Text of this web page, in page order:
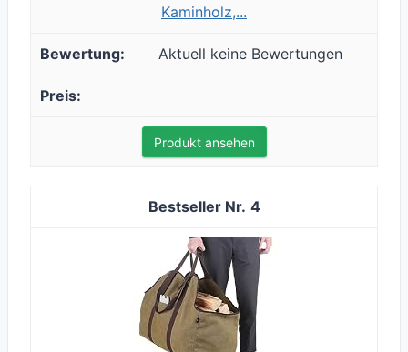
Kaminholz,...
Aktuell keine Bewertungen
Produkt ansehen
4